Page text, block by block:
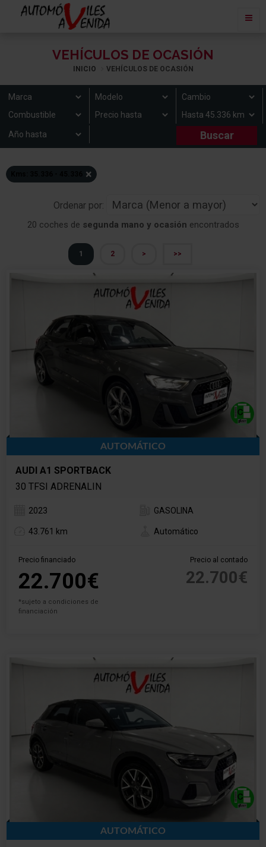
VEHÍCULOS DE OCASIÓN
INICIO VEHÍCULOS DE OCASIÓN
×
Ordenar por:
20 coches de segunda mano y ocasión encontrados
1 2 > >>
AUTOMÁTICO
AUDI A1 SPORTBACK
30 TFSI ADRENALIN
2023 GASOLINA
43.761 km Automático
Precio financiado
22.700€
*sujeto a condiciones de
financiación
Precio al contado
22.700€
AUTOMÁTICO